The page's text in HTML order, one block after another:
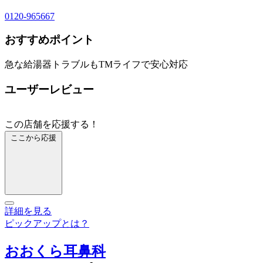
0120-965667
おすすめポイント
急な給湯器トラブルもTMライフで安心対応
ユーザーレビュー
この店舗を応援する！
ここから応援
詳細を見る
ピックアップとは？
おおくら耳鼻科